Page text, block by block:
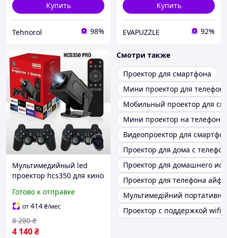
Купить
Tehnorol 98%
Купить
EVAPUZZLE 92%
Мультимедийный led
проектор hcs350 для кино
поддержкой Bluetooth
Домашнего кинотеатра
Готово к отправке
от414₴/мес
4 140₴
8 280 ₴
Смотри также
Проектор для смартфона
Мини проектор для
Мобильный проектор для
Мини проектор на телефон
Видеопроектор для
Проектор для дома с
Проектор для домашнего
Проектор для телефона
Мультимедійний
Проектор с поддержкой wifi